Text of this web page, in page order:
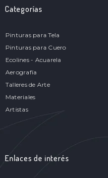
Categorías
Pinturas para Tela
Pinturas para Cuero
Ecolines - Acuarela
Aerografía
Talleres de Arte
Materiales
Artistas
Enlaces de interés